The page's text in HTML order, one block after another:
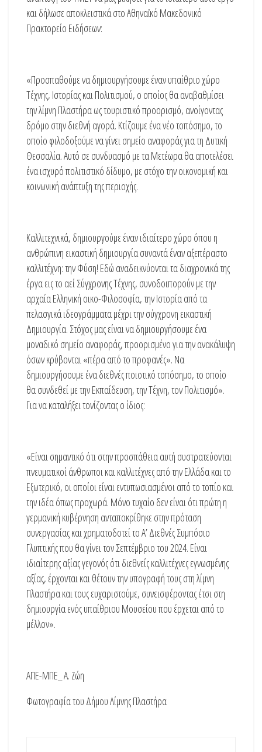
και δήλωσε αποκλειστικά στο Αθηναϊκό Μακεδονικό
Πρακτορείο Ειδήσεων:
«Προσπαθούμε να δημιουργήσουμε έναν υπαίθριο χώρο
Τέχνης, Ιστορίας και Πολιτισμού, ο οποίος θα αναβαθμίσει
την λίμνη Πλαστήρα ως τουριστικό προορισμό, ανοίγοντας
δρόμο στην διεθνή αγορά. Κτίζουμε ένα νέο τοπόσημο, το
οποίο φιλοδοξούμε να γίνει σημείο αναφοράς για τη Δυτική
Θεσσαλία. Αυτό σε συνδυασμό με τα Μετέωρα θα αποτελέσει
ένα ισχυρό πολιτιστικό δίδυμο, με στόχο την οικονομική και
κοινωνική ανάπτυξη της περιοχής.
Καλλιτεχνικά, δημιουργούμε έναν ιδιαίτερο χώρο όπου η
ανθρώπινη εικαστική δημιουργία συναντά έναν αξεπέραστο
καλλιτέχνη: την Φύση! Εδώ αναδεικνύονται τα διαχρονικά της
έργα εις το αεί Σύγχρονης Τέχνης, συνοδοιπορούν με την
αρχαία Ελληνική οικο-Φιλοσοφία, την Ιστορία από τα
πελασγικά ιδεογράμματα μέχρι την σύγχρονη εικαστική
Δημιουργία. Στόχος μας είναι να δημιουργήσουμε ένα
μοναδικό σημείο αναφοράς, προορισμένο για την ανακάλυψη
όσων κρύβονται «πέρα από το προφανές». Να
δημιουργήσουμε ένα διεθνές ποιοτικό τοπόσημο, το οποίο
θα συνδεθεί με την Εκπαίδευση, την Τέχνη, τον Πολιτισμό».
Για να καταλήξει τονίζοντας ο ίδιος:
«Είναι σημαντικό ότι στην προσπάθεια αυτή συστρατεύονται
πνευματικοί άνθρωποι και καλλιτέχνες από την Ελλάδα και το
Εξωτερικό, οι οποίοι είναι εντυπωσιασμένοι από το τοπίο και
την ιδέα όπως προχωρά. Μόνο τυχαίο δεν είναι ότι πρώτη η
γερμανική κυβέρνηση ανταποκρίθηκε στην πρόταση
συνεργασίας και χρηματοδοτεί το Α’ Διεθνές Συμπόσιο
Γλυπτικής που θα γίνει τον Σεπτέμβριο του 2024. Είναι
ιδιαίτερης αξίας γεγονός ότι διεθνείς καλλιτέχνες εγνωσμένης
αξίας, έρχονται και θέτουν την υπογραφή τους στη λίμνη
Πλαστήρα και τους ευχαριστούμε, συνεισφέροντας έτσι στη
δημιουργία ενός υπαίθριου Μουσείου που έρχεται από το
μέλλον».
ΑΠΕ-ΜΠΕ_ Α. Ζώη
Φωτογραφία του Δήμου Λίμνης Πλαστήρα